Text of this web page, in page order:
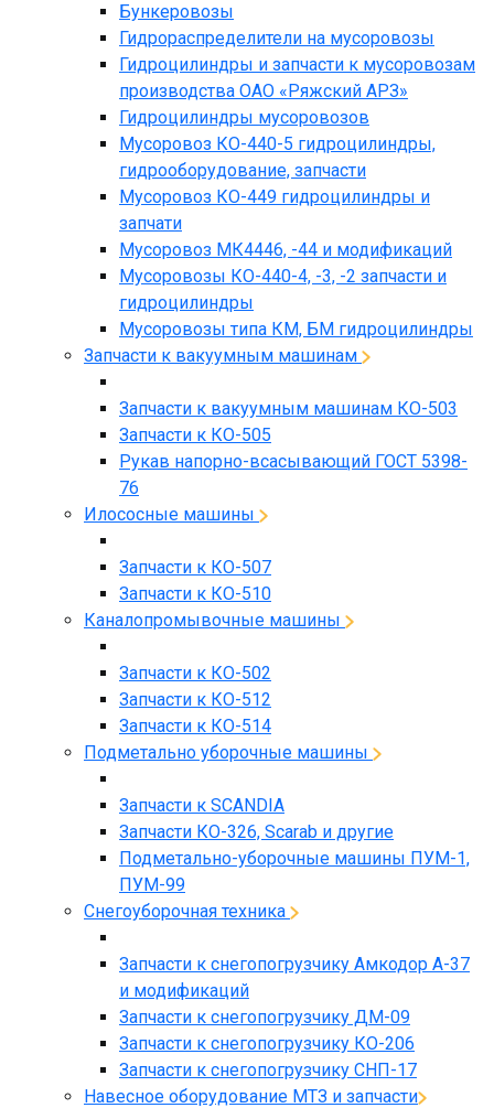
Бункеровозы
Гидрораспределители на мусоровозы
Гидроцилиндры и запчасти к мусоровозам
производства ОАО «Ряжский АРЗ»
Гидроцилиндры мусоровозов
Мусоровоз КО-440-5 гидроцилиндры,
гидрооборудование, запчасти
Мусоровоз КО-449 гидроцилиндры и
запчати
Мусоровоз МК4446, -44 и модификаций
Мусоровозы КО-440-4, -3, -2 запчасти и
гидроцилиндры
Мусоровозы типа КМ, БМ гидроцилиндры
Запчасти к вакуумным машинам
Запчасти к вакуумным машинам КО-503
Запчасти к КО-505
Рукав напорно-всасывающий ГОСТ 5398-
76
Илососные машины
Запчасти к КО-507
Запчасти к КО-510
Каналопромывочные машины
Запчасти к КО-502
Запчасти к КО-512
Запчасти к КО-514
Подметально уборочные машины
Запчасти к SCANDIA
Запчасти КО-326, Scarab и другие
Подметально-уборочные машины ПУМ-1,
ПУМ-99
Снегоуборочная техника
Запчасти к снегопогрузчику Амкодор А-37
и модификаций
Запчасти к снегопогрузчику ДМ-09
Запчасти к снегопогрузчику КО-206
Запчасти к снегопогрузчику СНП-17
Навесное оборудование МТЗ и запчасти